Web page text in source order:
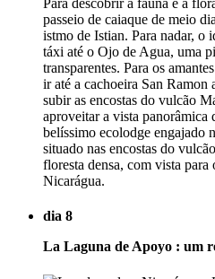
Para descobrir a fauna e a
passeio de caiaque de meio
istmo de Istian. Para nadar, o
táxi até o Ojo de Agua, uma
transparentes. Para os
ir até a cachoeira San Ramon
subir as encostas do vulcão
aproveitar a vista panorâmica
belíssimo ecolodge engajado
situado nas encostas do
floresta densa, com vista
Nicarágua.
dia 8
La Laguna de Apoyo : um